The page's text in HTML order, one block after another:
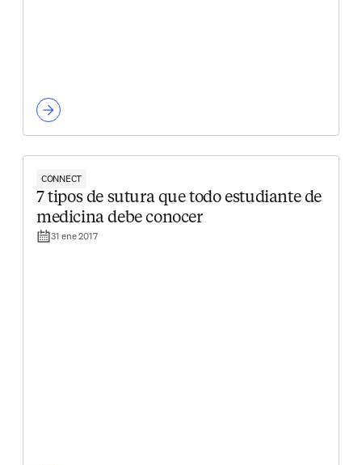
CONNECT
7 tipos de sutura que todo estudiante de
medicina debe conocer
31 ene 2017